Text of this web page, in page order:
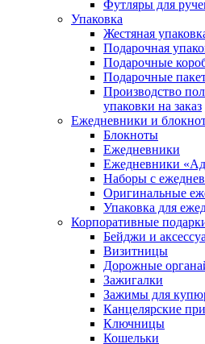
Футляры для
Упаковка
Жестяная
Подарочная
Подарочные
Подарочные
Производство
упаковки на заказ
Ежедневники и
Блокноты
Ежедневники
Ежедневники
Наборы с
Оригинальные
Упаковка для
Корпоративные
Бейджи и
Визитницы
Дорожные
Зажигалки
Зажимы для
Канцелярские
Ключницы
Кошельки